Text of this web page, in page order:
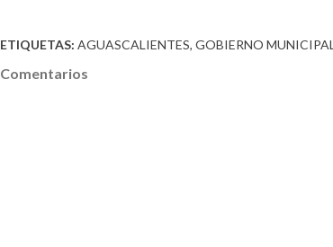
ETIQUETAS: AGUASCALIENTES GOBIERNO MUNICIPAL
Comentarios